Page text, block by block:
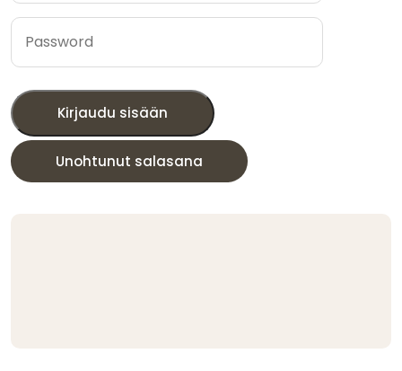
Kirjaudu sisään
Unohtunut salasana